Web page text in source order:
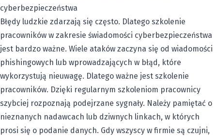
cyberbezpieczeństwa
Błędy ludzkie zdarzają się często. Dlatego szkolenie
pracowników w zakresie świadomości cyberbezpieczeństwa
jest bardzo ważne. Wiele ataków zaczyna się od wiadomości
phishingowych lub wprowadzających w błąd, które
wykorzystują nieuwagę. Dlatego ważne jest szkolenie
pracowników. Dzięki regularnym szkoleniom pracownicy
szybciej rozpoznają podejrzane sygnały. Należy pamiętać o
nieznanych nadawcach lub dziwnych linkach, w których
prosi się o podanie danych. Gdy wszyscy w firmie są czujni,